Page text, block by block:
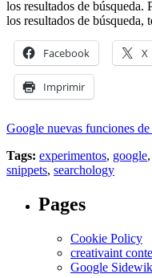
los resultados de búsqueda.
los resultados de
Facebook X
Imprimir
Google nuevas funciones de
Tags: experimentos, google,
snippets, searchology
Pages
Cookie Policy
creativaint
Google